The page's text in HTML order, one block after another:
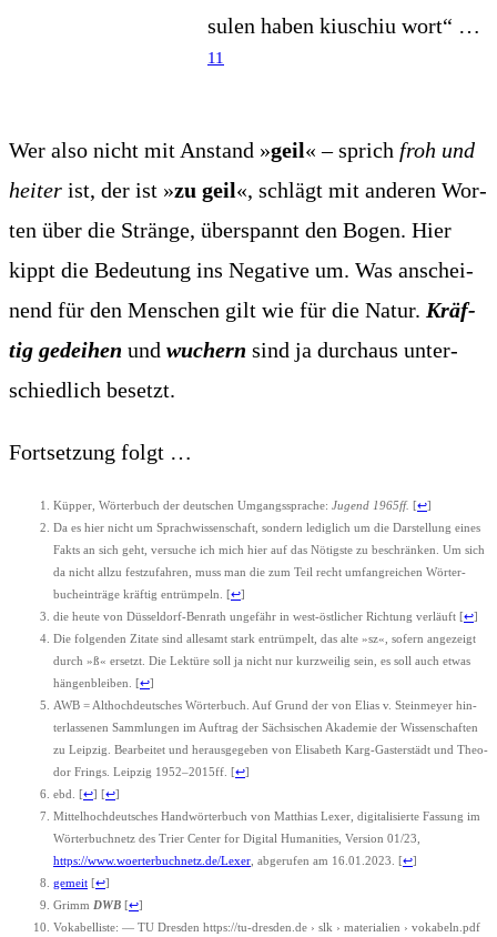
sulen haben kiuschiu wort“ …
11
Wer also nicht mit Anstand »geil« – sprich froh und
hei­ter ist, der ist »zu geil«, schlägt mit ande­ren Wor­
ten über die Strän­ge, über­spannt den Bogen. Hier
kippt die Bedeu­tung ins Nega­ti­ve um. Was anschei­
nend für den Men­schen gilt wie für die Natur. Kräf­
tig gedei­hen und wuchern sind ja durch­aus unter­
schied­lich besetzt.
Fort­set­zung folgt …
Küp­per, Wör­ter­buch der deut­schen Umgangs­spra­che: Jugend 1965ff. [↩]
Da es hier nicht um Sprach­wis­sen­schaft, son­dern ledig­lich um die Dar­stel­lung eines
Fakts an sich geht, ver­su­che ich mich hier auf das Nötigs­te zu beschrän­ken. Um sich
da nicht all­zu fest­zu­fah­ren, muss man die zum Teil recht umfang­rei­chen Wör­ter­
buch­ein­trä­ge kräf­tig ent­rüm­peln. [↩]
die heu­te von Düs­sel­dorf-Ben­rath unge­fähr in west-öst­li­cher Rich­tung ver­läuft [↩]
Die fol­gen­den Zita­te sind alle­samt stark ent­rüm­pelt, das alte »sz«, sofern ange­zeigt
durch »ß« ersetzt. Die Lek­tü­re soll ja nicht nur kurz­wei­lig sein, es soll auch etwas
hän­gen­blei­ben. [↩]
AWB = Alt­hoch­deut­sches Wör­ter­buch. Auf Grund der von Eli­as v. Stein­mey­er hin­
ter­las­se­nen Samm­lun­gen im Auf­trag der Säch­si­schen Aka­de­mie der Wis­sen­schaf­ten
zu Leip­zig. Bear­bei­tet und her­aus­ge­ge­ben von Eli­sa­beth Karg-Gas­ter­städt und Theo­
dor Frings. Leip­zig 1952–2015ff. [↩]
ebd. [↩] [↩]
Mit­tel­hoch­deut­sches Hand­wör­ter­buch von Mat­thi­as Lexer, digi­ta­li­sier­te Fas­sung im
Wör­ter­buch­netz des Trier Cen­ter for Digi­tal Huma­ni­ties, Ver­si­on 01/23,
https://www.woerterbuchnetz.de/Lexer, abge­ru­fen am 16.01.2023. [↩]
gemeit [↩]
Grimm DWB [↩]
Voka­bel­lis­te: — TU Dres­den https://tu-dresden.de › slk › mate­ria­li­en › vokabeln.pdf